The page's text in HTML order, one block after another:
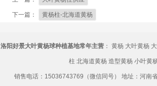
下一篇： 黄杨柱-北海道黄杨
洛阳好景大叶黄杨球种植基地常年主营： 黄杨 大叶黄杨
柱 北海道黄杨 造型黄杨 小叶黄
销售电话：15036743769（微信同号） 地址：河南